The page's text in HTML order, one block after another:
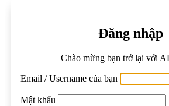
Đăng nhập
Chào mừng bạn trở lại với
Email / Username của bạn
Mật khẩu